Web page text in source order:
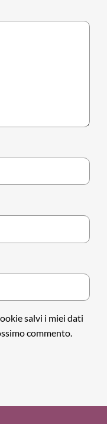
salvi i miei dati
commento.